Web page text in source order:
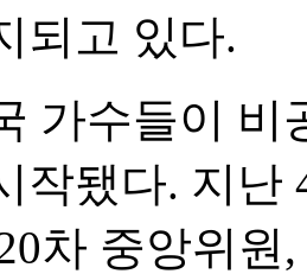
되고 있다.
가수들이 비
작됐다. 지난
차 중앙위